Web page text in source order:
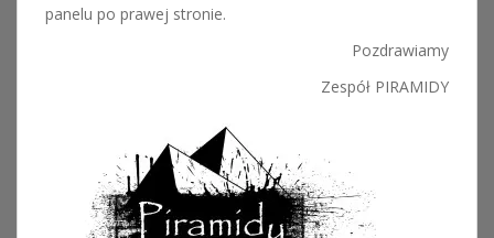
panelu po prawej stronie.
Pozdrawiamy
Zespół PIRAMIDY